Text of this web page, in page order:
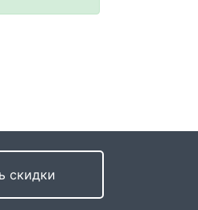
скидки